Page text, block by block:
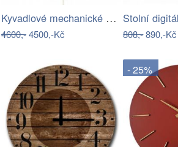
Kyvadlové mechanické nástěnné hodiny…
4600,-4500,-Kč 808,-890,-Kč
- 25%